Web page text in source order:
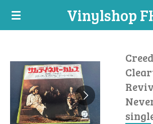
Ga
hoofdinhoud
Vinylshop